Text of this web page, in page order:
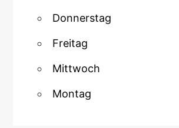
Donnerstag
Freitag
Mittwoch
Montag